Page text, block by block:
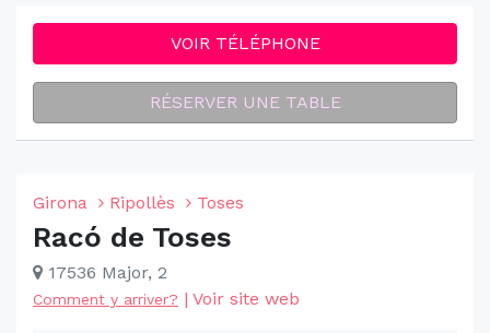
VOIR TÉLÉPHONE
RÉSERVER UNE TABLE
Girona Ripollès Toses
Racó de Toses
17536 Major, 2
Comment y arriver? | Voir site web